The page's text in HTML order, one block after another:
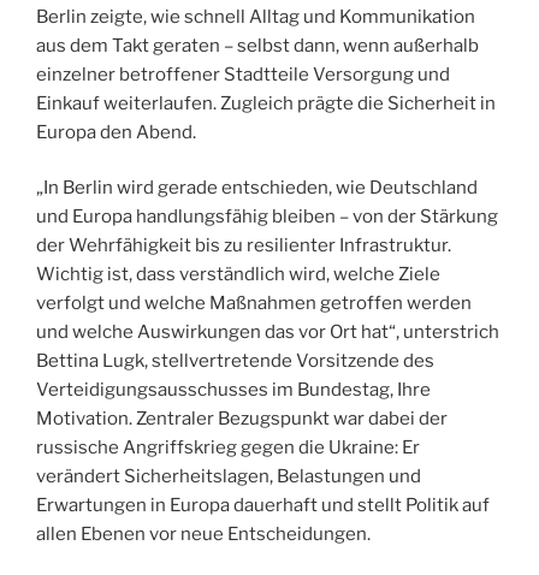
Berlin zeigte, wie schnell Alltag und Kommunikation
aus dem Takt geraten – selbst dann, wenn außerhalb
einzelner betroffener Stadtteile Versorgung und
Einkauf weiterlaufen. Zugleich prägte die Sicherheit in
Europa den Abend.
„In Berlin wird gerade entschieden, wie Deutschland
und Europa handlungsfähig bleiben – von der Stärkung
der Wehrfähigkeit bis zu resilienter Infrastruktur.
Wichtig ist, dass verständlich wird, welche Ziele
verfolgt und welche Maßnahmen getroffen werden
und welche Auswirkungen das vor Ort hat“, unterstrich
Bettina Lugk, stellvertretende Vorsitzende des
Verteidigungsausschusses im Bundestag, Ihre
Motivation. Zentraler Bezugspunkt war dabei der
russische Angriffskrieg gegen die Ukraine: Er
verändert Sicherheitslagen, Belastungen und
Erwartungen in Europa dauerhaft und stellt Politik auf
allen Ebenen vor neue Entscheidungen.